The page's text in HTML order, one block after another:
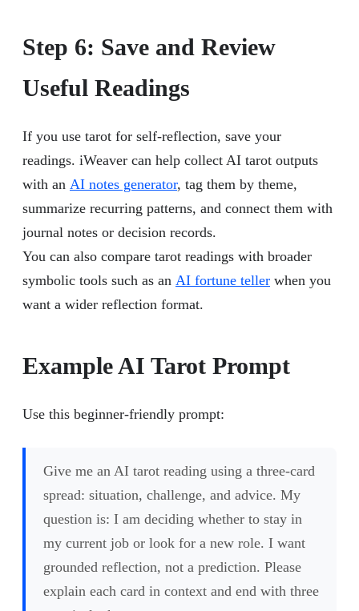
Step 6: Save and Review
Useful Readings
If you use tarot for self-reflection, save your
readings. iWeaver can help collect AI tarot outputs
with an AI notes generator, tag them by theme,
summarize recurring patterns, and connect them with
journal notes or decision records.
You can also compare tarot readings with broader
symbolic tools such as an AI fortune teller when you
want a wider reflection format.
Example AI Tarot Prompt
Use this beginner-friendly prompt:
Give me an AI tarot reading using a three-card
spread: situation, challenge, and advice. My
question is: I am deciding whether to stay in
my current job or look for a new role. I want
grounded reflection, not a prediction. Please
explain each card in context and end with three